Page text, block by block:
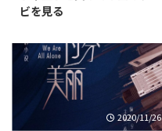
ビを見る
2020/11/26